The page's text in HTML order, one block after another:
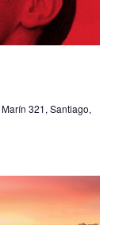
Marín 321, Santiago,